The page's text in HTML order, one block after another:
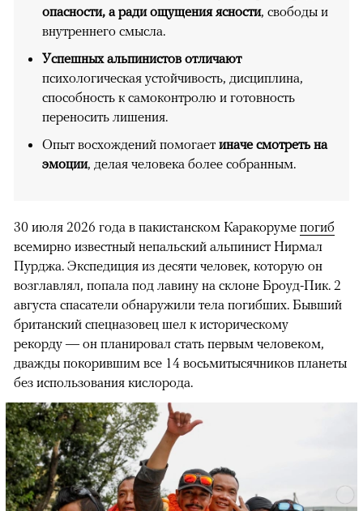
опасности, а ради ощущения ясности, свободы и
внутреннего смысла.
Успешных альпинистов отличают
психологическая устойчивость, дисциплина,
способность к самоконтролю и готовность
переносить лишения.
Опыт восхождений помогает иначе смотреть на
эмоции, делая человека более собранным.
30 июля 2026 года в пакистанском Каракоруме погиб
всемирно известный непальский альпинист Нирмал
Пурджа. Экспедиция из десяти человек, которую он
возглавлял, попала под лавину на склоне Броуд-Пик. 2
августа спасатели обнаружили тела погибших. Бывший
британский спецназовец шел к историческому
рекорду — он планировал стать первым человеком,
дважды покорившим все 14 восьмитысячников планеты
без использования кислорода.